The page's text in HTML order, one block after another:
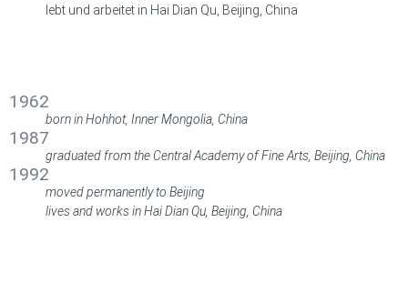
lebt und arbeitet in Hai Dian Qu, Beijing, China
1962
born in Hohhot, Inner Mongolia, China
1987
graduated from the Central Academy of Fine Arts, Beijing, China
1992
moved permanently to Beijing
lives and works in Hai Dian Qu, Beijing, China